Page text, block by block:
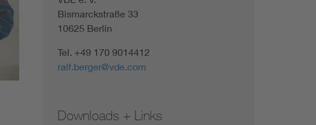
Bismarckstraße 33
10625 Berlin
Tel. +49 170 9014412
ralf.berger@vde.com
Downloads + Links